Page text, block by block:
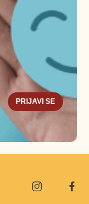
PRIJAVI SE